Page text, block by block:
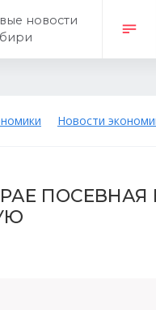
новости
Новости